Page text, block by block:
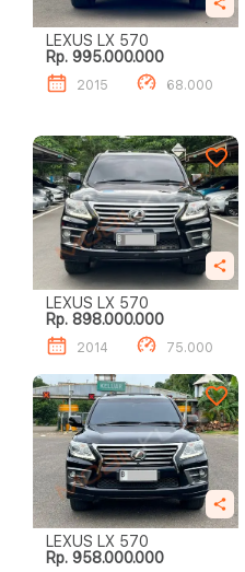
LEXUS LX 570
Rp. 995.000.000
2015 68.000
LEXUS LX 570
Rp. 898.000.000
2014 75.000
LEXUS LX 570
Rp. 958.000.000